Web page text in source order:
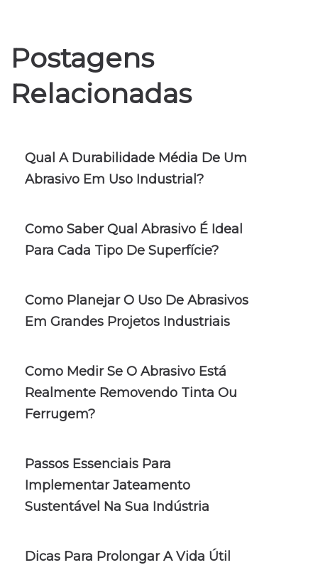
Postagens
Relacionadas
Qual A Durabilidade Média De Um
Abrasivo Em Uso Industrial?
Como Saber Qual Abrasivo É Ideal
Para Cada Tipo De Superfície?
Como Planejar O Uso De Abrasivos
Em Grandes Projetos Industriais
Como Medir Se O Abrasivo Está
Realmente Removendo Tinta Ou
Ferrugem?
Passos Essenciais Para
Implementar Jateamento
Sustentável Na Sua Indústria
Dicas Para Prolongar A Vida Útil